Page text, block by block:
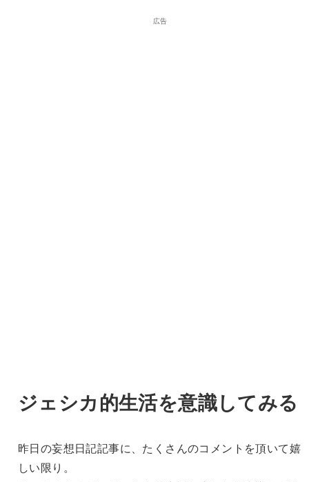
広告
ジェシカ的生活を意識してみる
昨日の妄想日記記事に、たくさんのコメントを頂いて嬉
しい限り。